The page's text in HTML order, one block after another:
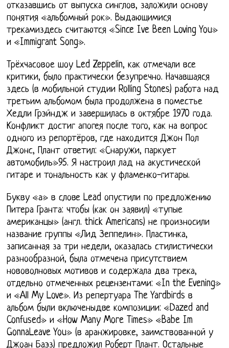
отказавшись от выпуска синглов, заложили основу
понятия «альбомный рок». Выдающимися
трекамиздесь считаются «Since Ive Been Loving You»
и «Immigrant Song».
Трёхчасовое шоу Led Zeppelin, как отмечали все
критики, было практически безупречно. Начавшаяся
здесь (в мобильной студии Rolling Stones) работа над
третьим альбомом была продолжена в поместье
Хедли Грэйндж и завершилась в октябре 1970 года.
Конфликт достиг апогея после того, как на вопрос
одного из репортёров, где находится Джон Пол
Джонс, Плант ответил: «Снаружи, паркует
автомобиль»95. Я настроил лад на акустической
гитаре и тональность как у фламенко-гитары.
Букву «а» в слове Lead опустили по предложению
Питера Гранта: чтобы (как он заявил) «тупые
американцы» (англ. thick Americans) не произносили
название группы «Лид Зеппелин». Пластинка,
записанная за три недели, оказалась стилистически
разнообразной, была отмечена присутствием
нововолновых мотивов и содержала два трека,
отдельно отмеченных рецензентами: «In the Evening»
и «All My Love». Из репертуара The Yardbirds в
альбом были включеныдве композиции: «Dazed and
Confused» и «How Many More Times» «Babe Im
GonnaLeave You» (в аранжировке, заимствованной у
Джоан Баэз) предложил Роберт Плант. Остальные